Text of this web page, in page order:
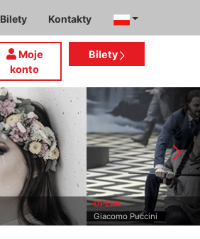
Bilety Kontakty
Moje
konto
Bilety
OPERA
Giacomo Puccini